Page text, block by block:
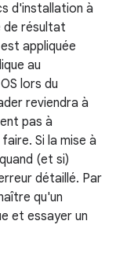
d'installation à
de résultat
appliquée
au
lors du
reviendra à
pas à
Si la mise à
(et si)
détaillé. Par
qu'un
et essayer un